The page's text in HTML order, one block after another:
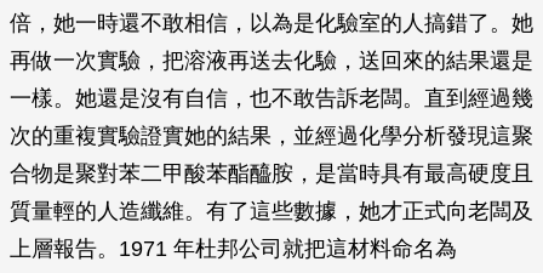
倍，她一時還不敢相信，以為是化驗室的人搞錯了。她
再做一次實驗，把溶液再送去化驗，送回來的結果還是
一樣。她還是沒有自信，也不敢告訴老闆。直到經過幾
次的重複實驗證實她的結果，並經過化學分析發現這聚
合物是聚對苯二甲酸苯酯醯胺，是當時具有最高硬度且
質量輕的人造纖維。有了這些數據，她才正式向老闆及
上層報告。1971 年杜邦公司就把這材料命名為